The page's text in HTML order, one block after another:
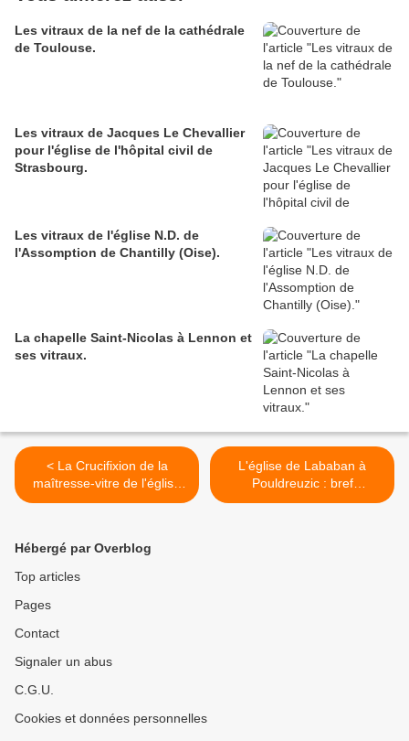
Les vitraux de la nef de la cathédrale
de Toulouse.
Les vitraux de Jacques Le Chevallier
pour l'église de l'hôpital civil de
Strasbourg.
Les vitraux de l'église N.D. de
l'Assomption de Chantilly (Oise).
La chapelle Saint-Nicolas à Lennon et
ses vitraux.
< La Crucifixion de la
maîtresse-vitre de l'église
de Lababan à Pouldreuzic.
L'église de Lababan à
Pouldreuzic : bref
complément d'inventaire
Hébergé par Overblog
Top articles
Pages
Contact
Signaler un abus
C.G.U.
Cookies et données personnelles